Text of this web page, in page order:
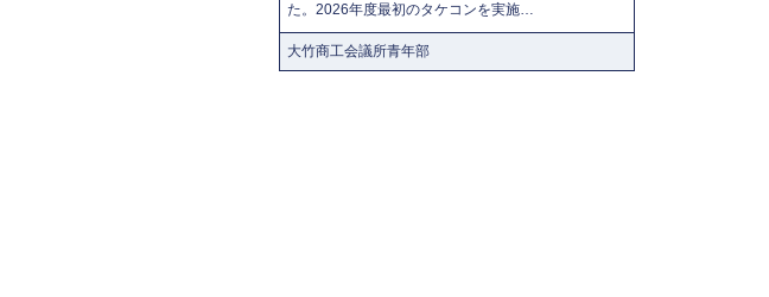
た。2026年度最初のタケコンを実施…
大竹商工会議所青年部